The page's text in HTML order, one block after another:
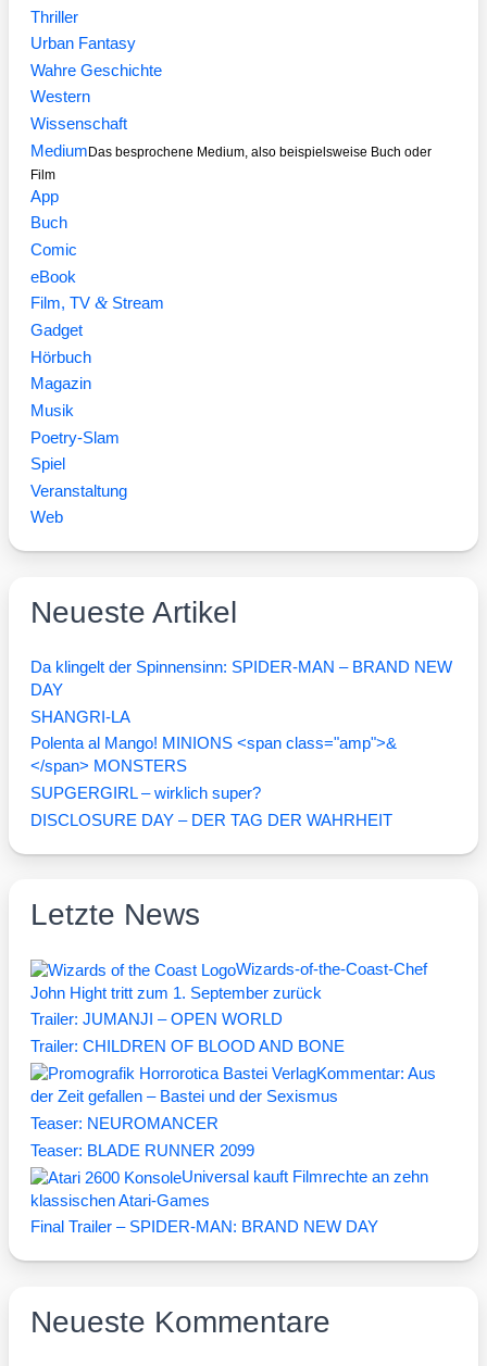
Thriller
Urban Fantasy
Wahre Geschichte
Western
Wissenschaft
MediumDas besprochene Medium, also beispielsweise Buch oder
Film
App
Buch
Comic
eBook
Film, TV&Stream
Gadget
Hörbuch
Magazin
Musik
Poetry-Slam
Spiel
Veranstaltung
Web
Neueste Artikel
Da klingelt der Spinnensinn: SPIDER-MAN – BRAND NEW
DAY
SHANGRI-LA
Polenta al Mango! MINIONS <span class="amp">&
</span> MONSTERS
SUPGERGIRL – wirklich super?
DISCLOSURE DAY – DER TAG DER WAHRHEIT
Letzte News
Wizards-of-the-Coast-Chef
John Hight tritt zum 1. September zurück
Trailer: JUMANJI – OPEN WORLD
Trailer: CHILDREN OF BLOOD AND BONE
Kommentar: Aus
der Zeit gefallen – Bastei und der Sexismus
Teaser: NEUROMANCER
Teaser: BLADE RUNNER 2099
Universal kauft Filmrechte an zehn
klassischen Atari-Games
Final Trailer – SPIDER-MAN: BRAND NEW DAY
Neueste Kommentare